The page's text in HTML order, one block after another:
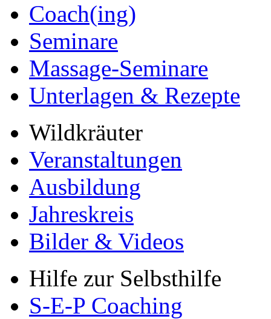
Coach(ing)
Seminare
Massage-Seminare
Unterlagen & Rezepte
Wildkräuter
Veranstaltungen
Ausbildung
Jahreskreis
Bilder & Videos
Hilfe zur Selbsthilfe
S-E-P Coaching